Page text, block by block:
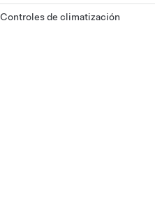
Controles de climatización